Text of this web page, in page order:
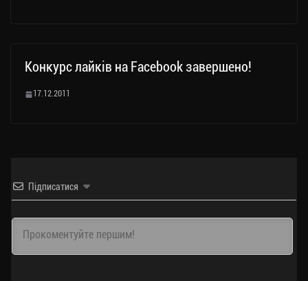
Конкурс лайків на Facebook завершено!
17.12.2011
Підписатися